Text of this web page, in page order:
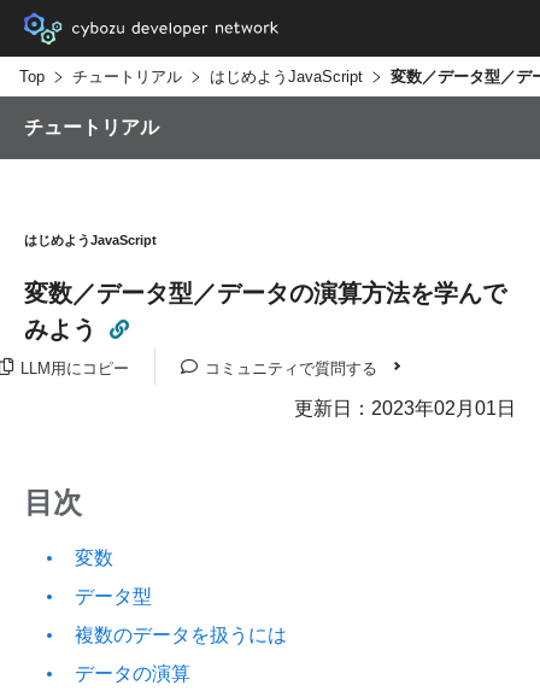
Top チュートリアル はじめようJavaScript
チュートリアル
はじめようJavaScript
変数／データ型／データの演算方法を学んで
みよう
LLM用にコピー コミュニティで質問する
更新日：2023年02月01日
目次
変数
データ型
複数のデータを扱うには
データの演算